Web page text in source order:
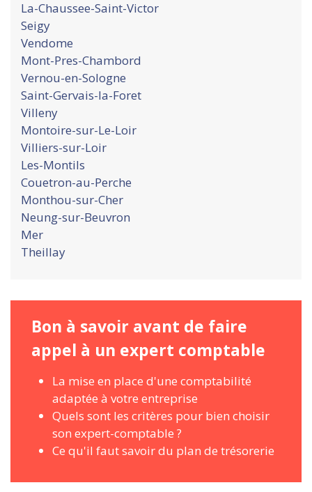
La-Chaussee-Saint-Victor
Seigy
Vendome
Mont-Pres-Chambord
Vernou-en-Sologne
Saint-Gervais-la-Foret
Villeny
Montoire-sur-Le-Loir
Villiers-sur-Loir
Les-Montils
Couetron-au-Perche
Monthou-sur-Cher
Neung-sur-Beuvron
Mer
Theillay
Bon à savoir avant de faire
appel à un expert comptable
La mise en place d'une comptabilité
adaptée à votre entreprise
Quels sont les critères pour bien choisir
son expert-comptable ?
Ce qu'il faut savoir du plan de trésorerie